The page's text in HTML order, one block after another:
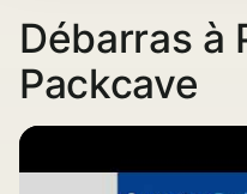
Débarras à
Packcave